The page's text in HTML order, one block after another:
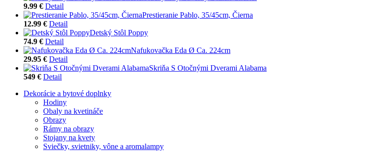
9.99 € Detail
Prestieranie Pablo, 35/45cm, Čierna
12.99 € Detail
Detský Stôl Poppy
74.9 € Detail
Nafukovačka Eda Ø Ca. 224cm
29.95 € Detail
Skriňa S Otočnými Dverami Alabama
549 € Detail
Dekorácie a bytové doplnky
Hodiny
Obaly na kvetináče
Obrazy
Rámy na obrazy
Stojany na kvety
Sviečky, svietniky, vône a aromalampy